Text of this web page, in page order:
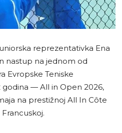
reprezentativka Ena
nastup na jednom od
Evropske Teniske
godina — All in Open 2026,
na prestižnoj All In Côte